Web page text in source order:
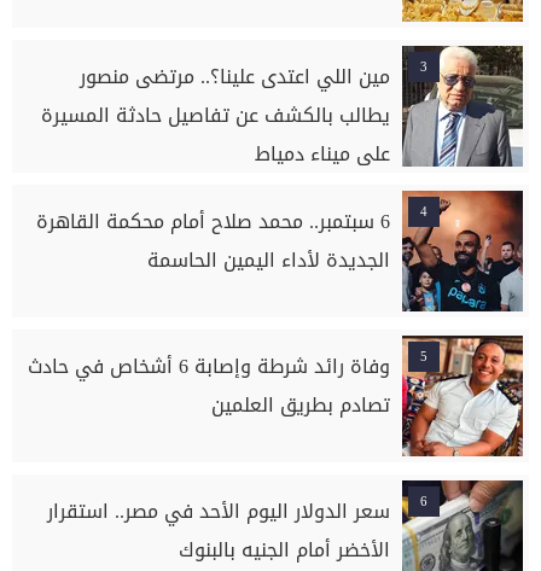
3
مين اللي اعتدى علينا؟.. مرتضى منصور
يطالب بالكشف عن تفاصيل حادثة المسيرة
على ميناء دمياط
4
6 سبتمبر.. محمد صلاح أمام محكمة القاهرة
الجديدة لأداء اليمين الحاسمة
5
وفاة رائد شرطة وإصابة 6 أشخاص في حادث
تصادم بطريق العلمين
6
سعر الدولار اليوم الأحد في مصر.. استقرار
الأخضر أمام الجنيه بالبنوك